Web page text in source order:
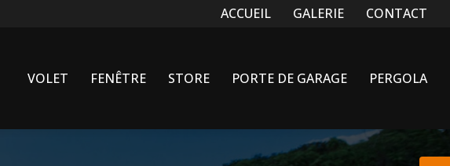
Navigation secondaire
ACCUEIL GALERIE CONTACT
VOLET FENÊTRE STORE PORTE DE GARAGE PERGOLA